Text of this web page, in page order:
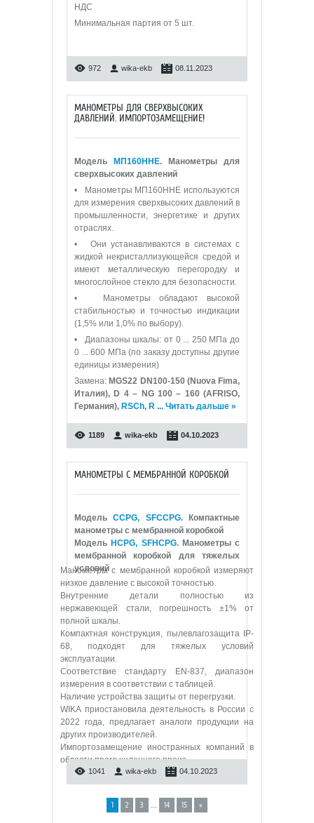
НДС
Минимальная партия от 5 шт.
972 wika-ekb 08.11.2023
МАНОМЕТРЫ ДЛЯ СВЕРХВЫСОКИХ
ДАВЛЕНИЙ. ИМПОРТОЗАМЕЩЕНИЕ!
Модель МП160ННЕ. Манометры для
сверхвысоких давлений
• Манометры МП160ННЕ используются
для измерения сверхвысоких давлений в
промышленности, энергетике и других
отраслях.
• Они устанавливаются в системах с
жидкой некристаллизующейся средой и
имеют металлическую перегородку и
многослойное стекло для безопасности.
• Манометры обладают высокой
стабильностью и точностью индикации
(1,5% или 1,0% по выбору).
• Диапазоны шкалы: от 0 ... 250 МПа до
0 ... 600 МПа (по заказу доступны другие
единицы измерения)
Замена: MGS22 DN100-150 (Nuova Fima,
Италия), D 4 – NG 100 – 160 (AFRISO,
Германия), RSCh, R ... Читать дальше »
1189 wika-ekb 04.10.2023
МАНОМЕТРЫ С МЕМБРАННОЙ КОРОБКОЙ
МодельCCPG, SFCCPG. Компактные
манометры с мембранной коробкой
Модель HCPG, SFHCPG. Манометры с
мембранной коробкой для тяжелых
условий
Манометры с мембранной коробкой измеряют
низкое давление с высокой точностью.
Внутренние детали полностью из
нержавеющей стали, погрешность ±1% от
полной шкалы.
Компактная конструкция, пылевлагозащита IP-
68, подходят для тяжелых условий
эксплуатации.
Соответствие стандарту EN-837, диапазон
измерения в соответствии с таблицей.
Наличие устройства защиты от перегрузки.
WIKA приостановила деятельность в России с
2022 года, предлагает аналоги продукции на
других производителей.
Импортозамещение иностранных компаний в
области промышленного произ...
1041 wika-ekb 04.10.2023
1 2 3 ... 14 15 »